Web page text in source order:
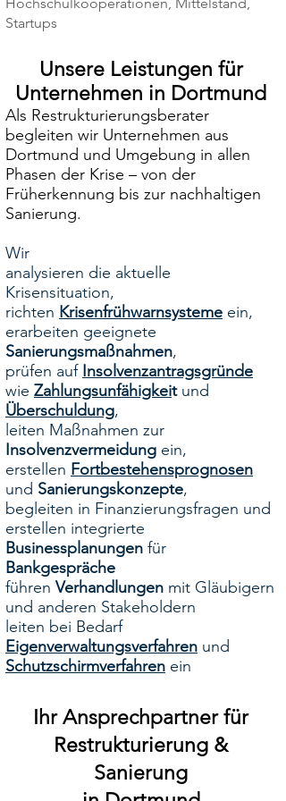
Startups
Unsere Leistungen für
Unternehmen in Dortmund
Als Restrukturierungsberater
begleiten wir Unternehmen aus
Dortmund und Umgebung in allen
Phasen der Krise – von der
Früherkennung bis zur nachhaltigen
Sanierung.
Wir
analysieren die aktuelle
Krisensituation,
richten Krisenfrühwarnsysteme ein,
erarbeiten geeignete
Sanierungsmaßnahmen,
prüfen auf Insolvenzantragsgründe
wie Zahlungsunfähigkeitund
Überschuldung,
leiten Maßnahmen zur
Insolvenzvermeidung ein,
erstellen Fortbestehensprognosen
und Sanierungskonzepte,
begleiten in Finanzierungsfragen und
erstellen integrierte
Businessplanungen für
Bankgespräche
führen Verhandlungen mit Gläubigern
und anderen Stakeholdern
leiten bei Bedarf
Eigenverwaltungsverfahren und
Schutzschirmverfahren ein
Ihr Ansprechpartner für
Restrukturierung &
Sanierung